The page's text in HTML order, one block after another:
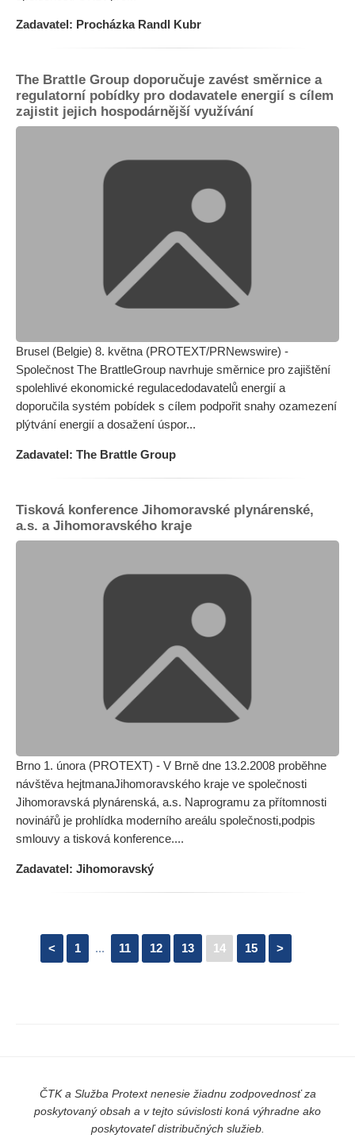
Zadavatel: Procházka Randl Kubr
The Brattle Group doporučuje zavést směrnice a
regulatorní pobídky pro dodavatele energií s cílem
zajistit jejich hospodárnější využívání
Brusel (Belgie) 8. května (PROTEXT/PRNewswire) -
Společnost The BrattleGroup navrhuje směrnice pro zajištění
spolehlivé ekonomické regulacedodavatelů energií a
doporučila systém pobídek s cílem podpořit snahy ozamezení
plýtvání energií a dosažení úspor...
Zadavatel: The Brattle Group
Tisková konference Jihomoravské plynárenské,
a.s. a Jihomoravského kraje
Brno 1. února (PROTEXT) - V Brně dne 13.2.2008 proběhne
návštěva hejtmanaJihomoravského kraje ve společnosti
Jihomoravská plynárenská, a.s. Naprogramu za přítomnosti
novinářů je prohlídka moderního areálu společnosti,podpis
smlouvy a tisková konference....
Zadavatel: Jihomoravský
< 1 ... 11 12 13 14 15 >
ČTK a Služba Protext nenesie žiadnu zodpovednosť za
poskytovaný obsah a v tejto súvislosti koná výhradne ako
poskytovateľ distribučných služieb.